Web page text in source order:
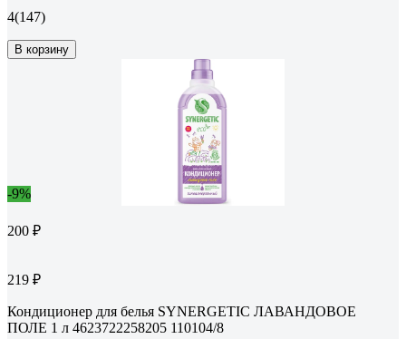
4(147)
В корзину
-9%
200 ₽
219 ₽
Кондиционер для белья SYNERGETIC ЛАВАНДОВОЕ
ПОЛЕ 1 л 4623722258205 110104/8